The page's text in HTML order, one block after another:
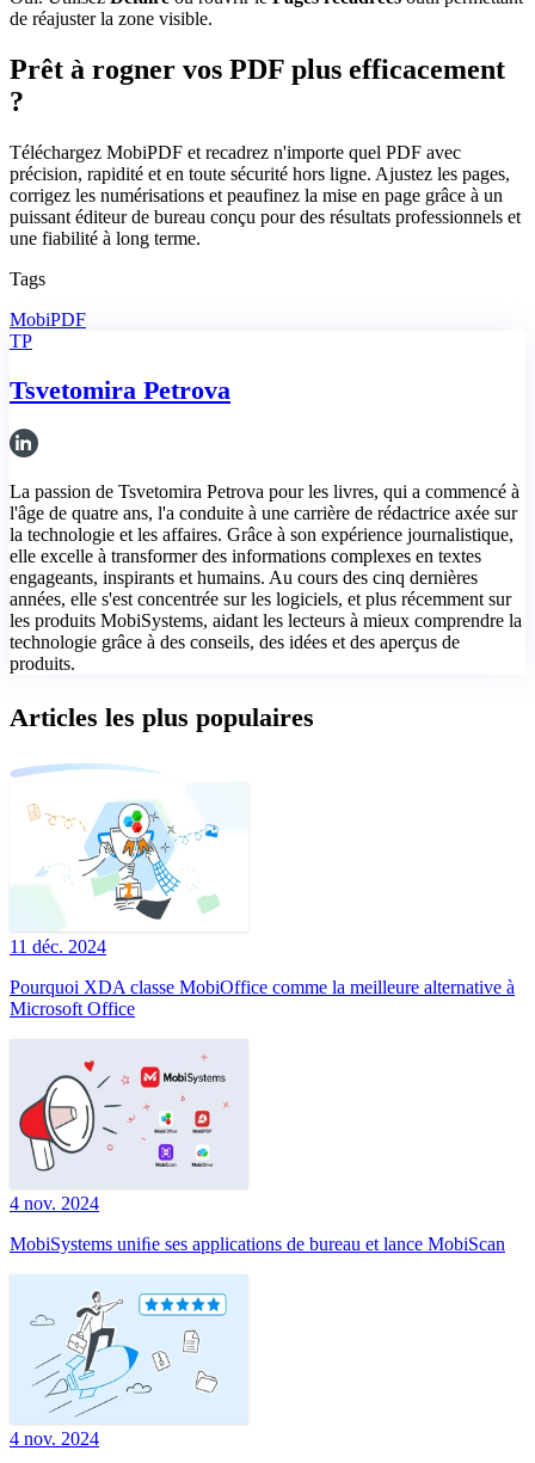
de réajuster la zone visible.
Prêt à rogner vos PDF plus efficacement
?
Téléchargez MobiPDF et recadrez n'importe quel PDF avec
précision, rapidité et en toute sécurité hors ligne. Ajustez les pages,
corrigez les numérisations et peaufinez la mise en page grâce à un
puissant éditeur de bureau conçu pour des résultats professionnels et
une fiabilité à long terme.
Tags
MobiPDF
TP
Tsvetomira Petrova
La passion de Tsvetomira Petrova pour les livres, qui a commencé à
l'âge de quatre ans, l'a conduite à une carrière de rédactrice axée sur
la technologie et les affaires. Grâce à son expérience journalistique,
elle excelle à transformer des informations complexes en textes
engageants, inspirants et humains. Au cours des cinq dernières
années, elle s'est concentrée sur les logiciels, et plus récemment sur
les produits MobiSystems, aidant les lecteurs à mieux comprendre la
technologie grâce à des conseils, des idées et des aperçus de
produits.
Articles les plus populaires
11 déc. 2024
Pourquoi XDA classe MobiOffice comme la meilleure alternative à
Microsoft Office
4 nov. 2024
MobiSystems uniﬁe ses applications de bureau et lance MobiScan
4 nov. 2024